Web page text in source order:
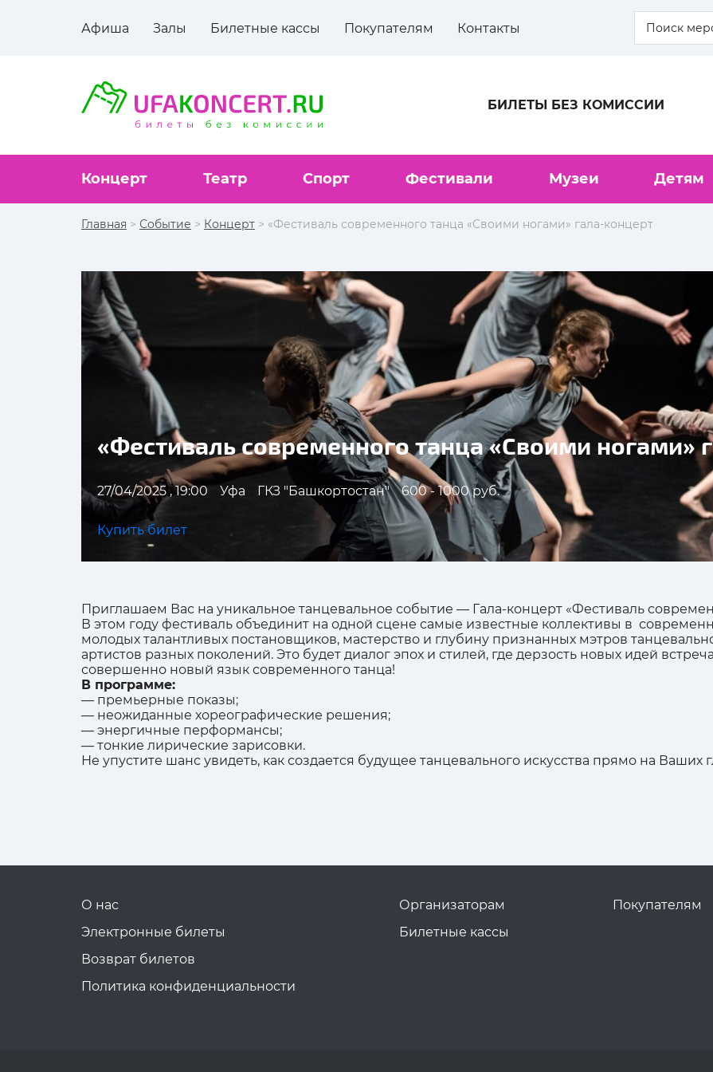
Афиша Залы Билетные кассы Покупателям Контакты
БИЛЕТЫ БЕЗ КОМИССИИ
Концерт Театр Спорт Фестивали Музеи Детям
Главная > Событие > Концерт > «Фестиваль современного танца «Своими ногами» гала-концерт
«Фестиваль современного танца «Своими ногами»
27/04/2025 , 19:00 Уфа ГКЗ "Башкортостан" 600 - 1000 руб.
Купить билет
Приглашаем Вас на уникальное танцевальное событие — Гала-концерт «Фестиваль
В этом году фестиваль объединит на одной сцене самые известные коллективы в
молодых талантливых постановщиков, мастерство и глубину признанных мэтров
артистов разных поколений. Это будет диалог эпох и стилей, где дерзость новых идей
совершенно новый язык современного танца!
В программе:
— премьерные показы;
— неожиданные хореографические решения;
— энергичные перформансы;
— тонкие лирические зарисовки.
Не упустите шанс увидеть, как создается будущее танцевального искусства прямо на Ваших
О нас
Электронные билеты
Возврат билетов
Политика конфиденциальности
Организаторам
Билетные кассы
Покупателям